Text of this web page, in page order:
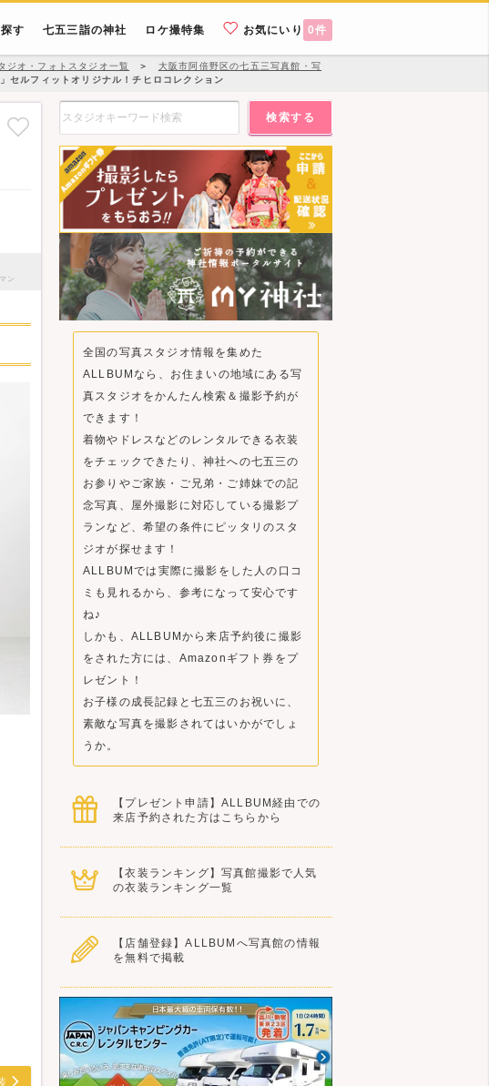
す 七五三詣の神社 ロケ撮特集 お気にいり 0件
ジオ・フォトスタジオ一覧 ＞
大阪市阿倍野区の七五三写真館・写
セルフィットオリジナル！チヒロコレクション
ン
検索する
全国の写真スタジオ情報を集めた
ALLBUMなら、お住まいの地域にある写
真スタジオをかんたん検索＆撮影予約が
できます！
着物やドレスなどのレンタルできる衣装
をチェックできたり、神社への七五三の
お参りやご家族・ご兄弟・ご姉妹での記
念写真、屋外撮影に対応している撮影プ
ランなど、希望の条件にピッタリのスタ
ジオが探せます！
ALLBUMでは実際に撮影をした人の口コ
ミも見れるから、参考になって安心です
ね♪
しかも、ALLBUMから来店予約後に撮影
をされた方には、Amazonギフト券をプ
レゼント！
お子様の成長記録と七五三のお祝いに、
素敵な写真を撮影されてはいかがでしょ
うか。
【プレゼント申請】ALLBUM経由での
来店予約された方はこちらから
【衣装ランキング】写真館撮影で人気
の衣装ランキング一覧
【店舗登録】ALLBUMへ写真館の情報
を無料で掲載